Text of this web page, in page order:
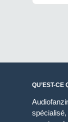
QU’EST-CE